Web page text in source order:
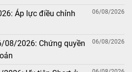
Áp lực điều chỉnh
06/08/2026
08/2026: Chứng quyền
06/08/2026